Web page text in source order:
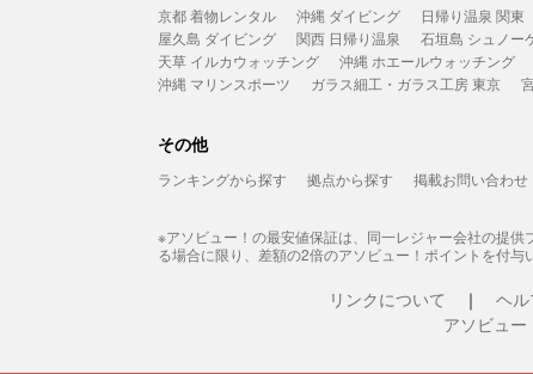
京都 着物レンタル 沖縄 ダイビング 日帰り温泉 関東
屋久島 ダイビング
関西 日帰り温泉 石垣島 シュノー
天草 イルカウォッチング
沖縄 ホエールウォッチング
沖縄 マリンスポーツ
ガラス細工・ガラス工房 東京
その他
ランキングから探す 拠点から探す 掲載お問い合わせ
※アソビュー！の最安値保証は、同一レジャー会社の提
る場合に限り、差額の2倍のアソビュー！ポイントを付
リンクについて ヘ
アソビュ